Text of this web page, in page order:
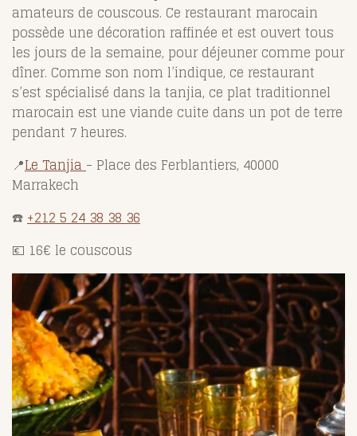
amateurs de couscous. Ce restaurant marocain
possède une décoration raffinée et est ouvert tous
les jours de la semaine, pour déjeuner comme pour
dîner. Comme son nom l’indique, ce restaurant
s’est spécialisé dans la tanjia, ce plat traditionnel
marocain est une viande cuite dans un pot de terre
pendant 7 heures.
📍Le Tanjia- Place des Ferblantiers, 40000
Marrakech
☎️+212 5 24 38 38 36
💶 16€ le couscous